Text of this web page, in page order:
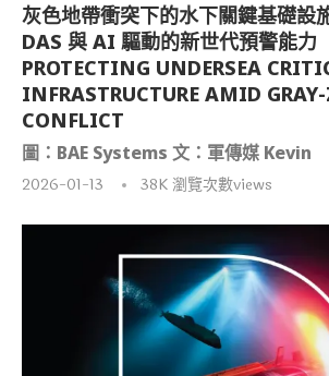
灰色地帶衝突下的水下關鍵基礎設
DAS 與 AI 驅動的新世代預警能力
PROTECTING UNDERSEA
INFRASTRUCTURE AMID
CONFLICT
圖：BAE Systems 文：軍傳媒 Kevin
2026-01-13 38K瀏覽次數views